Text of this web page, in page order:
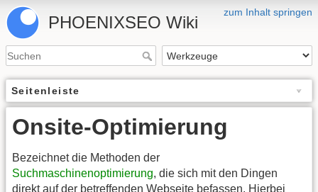
zum Inhalt springen
PHOENIXSEO Wiki
Seitenleiste
Onsite-Optimierung
Bezeichnet die Methoden der
Suchmaschinenoptimierung, die sich mit den Dingen
direkt auf der betreffenden Webseite befassen. Hierbei